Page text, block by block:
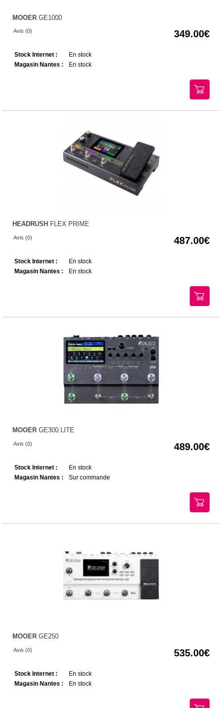
MOOER GE1000
Avis (0) 349.00
Stock Internet :
En stock
Magasin Nantes :
En stock
HEADRUSH FLEX PRIME
Avis (0) 487.00
Stock Internet :
En stock
Magasin Nantes :
En stock
MOOER GE300 LITE
Avis (0) 489.00
Stock Internet :
En stock
Magasin Nantes :
Sur commande
MOOER GE250
Avis (0) 535.00
Stock Internet :
En stock
Magasin Nantes :
En stock